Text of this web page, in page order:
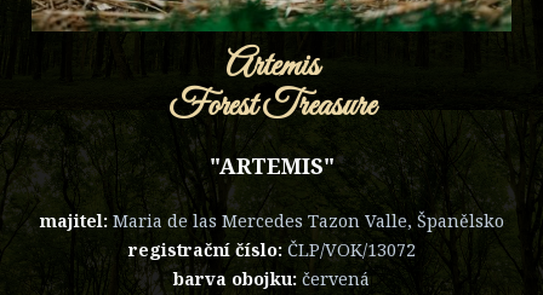
Artemis
Forest Treasure
"ARTEMIS"
majitel: Maria de las Mercedes Tazon Valle, Španělsko
registrační číslo: ČLP/VOK/13072
barva obojku: červená